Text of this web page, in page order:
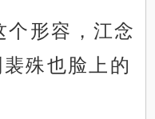
个形容，江念
殊也脸上的